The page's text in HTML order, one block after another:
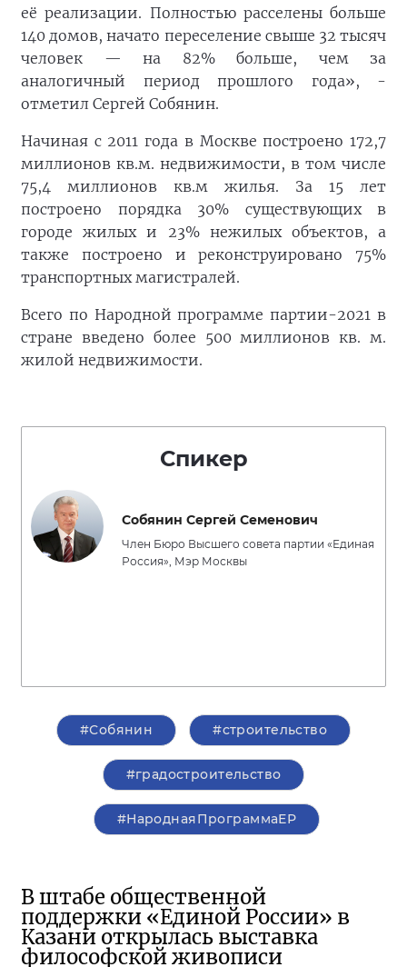
её реализации. Полностью расселены больше
140 домов, начато переселение свыше 32 тысяч
человек — на 82% больше, чем за
аналогичный период прошлого года», -
отметил Сергей Собянин.
Начиная с 2011 года в Москве построено 172,7
миллионов кв.м. недвижимости, в том числе
75,4 миллионов кв.м жилья. За 15 лет
построено порядка 30% существующих в
городе жилых и 23% нежилых объектов, а
также построено и реконструировано 75%
транспортных магистралей.
Всего по Народной программе партии-2021 в
стране введено более 500 миллионов кв. м.
жилой недвижимости.
Спикер
Собянин Сергей Семенович
Член Бюро Высшего совета партии «Единая
Россия», Мэр Москвы
#Собянин #строительство
#градостроительство
#НароднаяПрограммаЕР
В штабе общественной
поддержки «Единой России» в
Казани открылась выставка
философской живописи